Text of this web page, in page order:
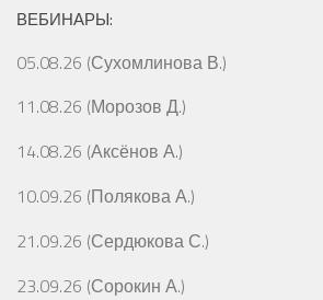
ВЕБИНАРЫ:
05.08.26 (Сухомлинова В.)
11.08.26 (Морозов Д.)
14.08.26 (Аксёнов А.)
10.09.26 (Полякова А.)
21.09.26 (Сердюкова С.)
23.09.26 (Сорокин А.)